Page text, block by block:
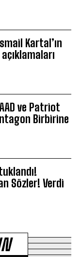
Kartal’ın
ve Patriot
Birbirine
Sözler! Verdi